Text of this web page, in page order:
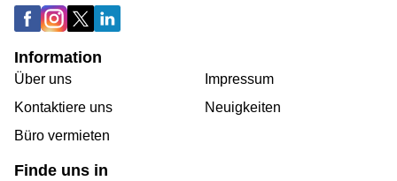
Information
Über uns
Kontaktiere uns
Büro vermieten
Impressum
Neuigkeiten
Finde uns in